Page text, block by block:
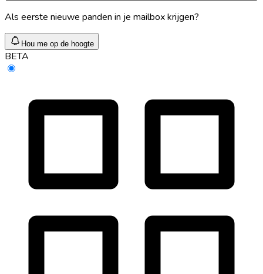
Als eerste nieuwe panden in je mailbox krijgen?
Hou me op de hoogte
BETA